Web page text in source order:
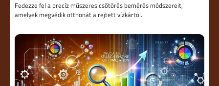
Fedezze fel a precíz műszeres csőtörés bemérés módszereit,
amelyek megvédik otthonát a rejtett vízkártól.